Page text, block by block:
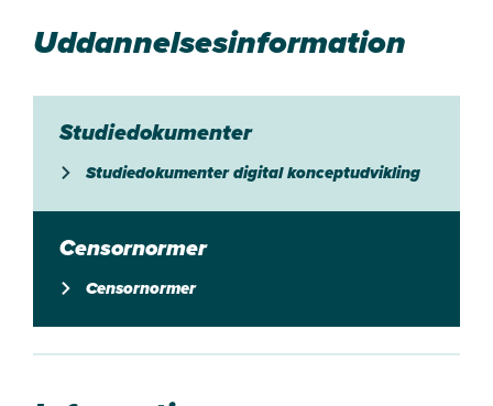
Uddannelsesinformation
Studiedokumenter
Studiedokumenter digital konceptudvikling
Censornormer
Censornormer